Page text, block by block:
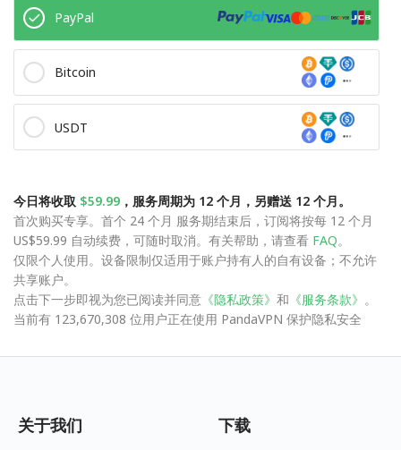
PayPal
Bitcoin
USDT
今日将收取 $59.99 ，服务周期为 12 个月，另赠送 12 个月。
首次购买专享。首个 24 个月 服务期结束后，订阅将按每 12 个月
US$59.99 自动续费，可随时取消。有关帮助，请查看 FAQ。
仅限个人使用。设备限制仅适用于账户持有人的自有设备；不允许
共享账户。
点击下一步即视为您已阅读并同意 《隐私政策》 和 《服务条款》 。
当前有 123,670,308 位用户正在使用 PandaVPN 保护隐私安全
关于我们 下载